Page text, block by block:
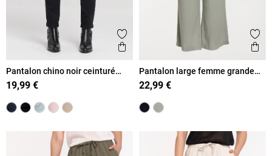
Ajouter aux favoris
Aperçu rapide
Pantalon chino noir ceinturé
femme
19,99 €
Pantalon large femme grande
taille
22,99 €